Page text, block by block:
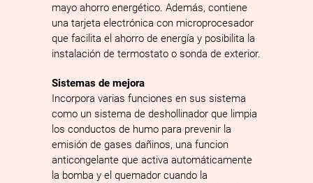
mayo ahorro energético. Además, contiene
una tarjeta electrónica con microprocesador
que facilita el ahorro de energía y posibilita la
instalación de termostato o sonda de exterior.
Sistemas de mejora
Incorpora varias funciones en sus sistema
como un sistema de deshollinador que limpia
los conductos de humo para prevenir la
emisión de gases dañinos, una funcion
anticongelante que activa automáticamente
la bomba y el quemador cuando la